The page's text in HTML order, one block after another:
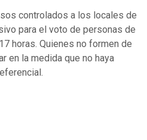
controlados a los locales de
para el voto de personas de
horas. Quienes no formen de
en la medida que no haya